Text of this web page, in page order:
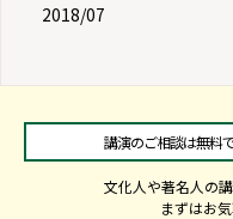
2018/07
講演のご相談は無料
文化人や著名人の
まずはお